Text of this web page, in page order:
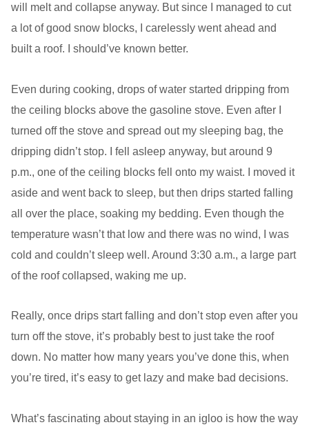
will melt and collapse anyway. But since I managed to cut
a lot of good snow blocks, I carelessly went ahead and
built a roof. I should’ve known better.
Even during cooking, drops of water started dripping from
the ceiling blocks above the gasoline stove. Even after I
turned off the stove and spread out my sleeping bag, the
dripping didn’t stop. I fell asleep anyway, but around 9
p.m., one of the ceiling blocks fell onto my waist. I moved it
aside and went back to sleep, but then drips started falling
all over the place, soaking my bedding. Even though the
temperature wasn’t that low and there was no wind, I was
cold and couldn’t sleep well. Around 3:30 a.m., a large part
of the roof collapsed, waking me up.
Really, once drips start falling and don’t stop even after you
turn off the stove, it’s probably best to just take the roof
down. No matter how many years you’ve done this, when
you’re tired, it’s easy to get lazy and make bad decisions.
What’s fascinating about staying in an igloo is how the way